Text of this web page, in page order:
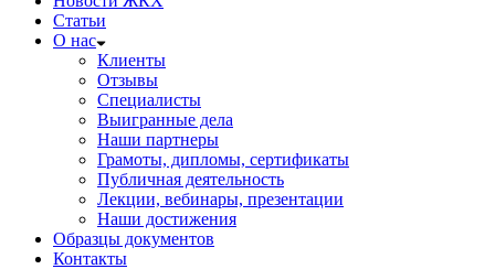
Статьи
О нас
Клиенты
Отзывы
Специалисты
Выигранные дела
Наши партнеры
Грамоты, дипломы, сертификаты
Публичная деятельность
Лекции, вебинары, презентации
Наши достижения
Образцы документов
Контакты